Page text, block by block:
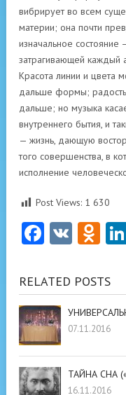
Post Views: 1 630
VK
RELATED POSTS
07.11.2016
ТАЙНА СНА
16.11.2016